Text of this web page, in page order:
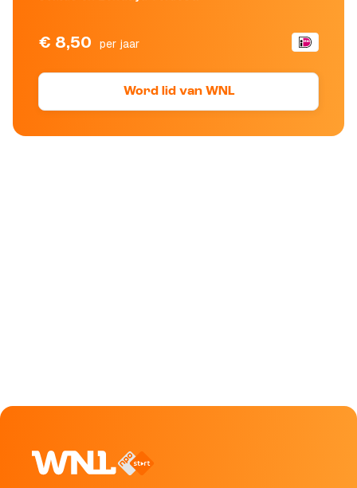
€ 8,50 per jaar
Word lid van WNL